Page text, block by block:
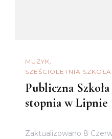
MUZYK
SZEŚCIOLETNIA
Publiczna
stopnia w Lipnie
Zaktualizowano 8